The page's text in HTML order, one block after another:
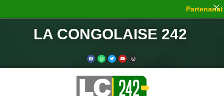
LA CONGOLAISE 242
Partenariat